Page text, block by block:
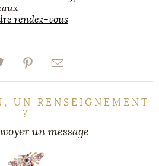
rendez-vous
UN RENSEIGNEMENT
?
un message